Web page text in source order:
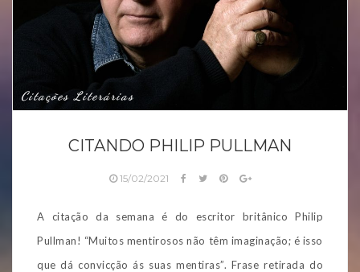
Citações Literárias
CITANDO PHILIP PULLMAN
15/02/2021
A citação da semana é do escritor britânico Philip
Pullman! “Muitos mentirosos não têm imaginação; é isso
que dá convicção ás suas mentiras”. Frase retirada do